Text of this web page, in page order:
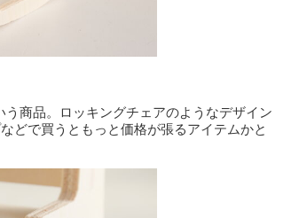
商品。ロッキングチェアのようなデザイン
どで買うともっと価格が張るアイテムかと